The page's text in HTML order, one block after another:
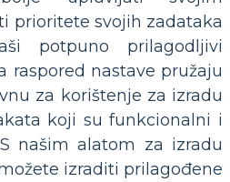
prioritete svojih zadataka
potpuno prilagodljivi
raspored nastave pružaju
za korištenje za izradu
koji su funkcionalni i
našim alatom za izradu
izraditi prilagođene